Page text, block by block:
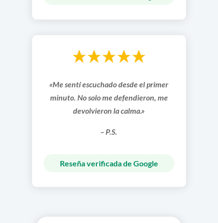
«Me sentí escuchado desde el primer
minuto. No solo me defendieron, me
devolvieron la calma.»
– P.S.
Reseña verificada de Google